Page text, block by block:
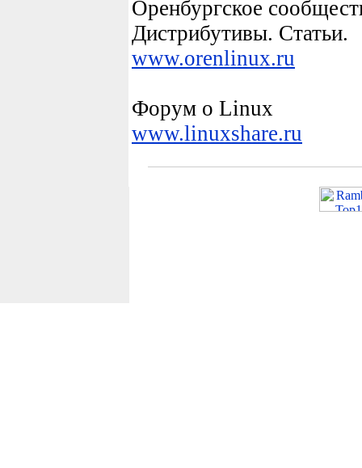
Оренбургское
Дистрибутивы. Статьи.
www.orenlinux.ru
Форум о Linux
www.linuxshare.ru